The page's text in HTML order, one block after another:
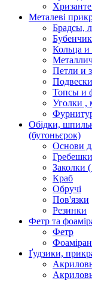
Металеві
Брадсы,
Кольца и
Петли и
Подвески
Топсы и
Уголки ,
Обідки,
(бутоньєрок)
Основи
Заколки
Краб
Обручі
Пов'язки
Резинки
Фетр та
Фетр
Ґудзики,